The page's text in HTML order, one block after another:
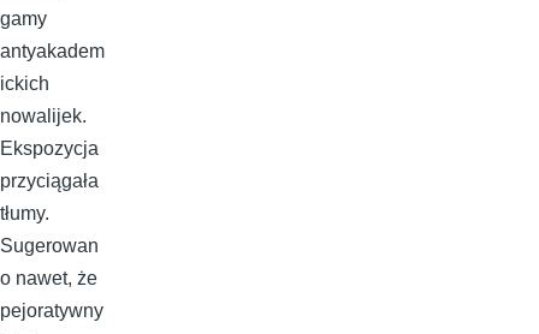
gamy
antyakadem
ickich
nowalijek.
Ekspozycja
przyciągała
tłumy.
Sugerowan
o nawet, że
pejoratywny